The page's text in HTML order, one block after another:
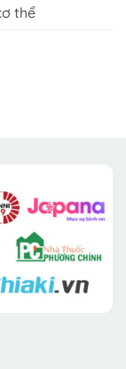
thể